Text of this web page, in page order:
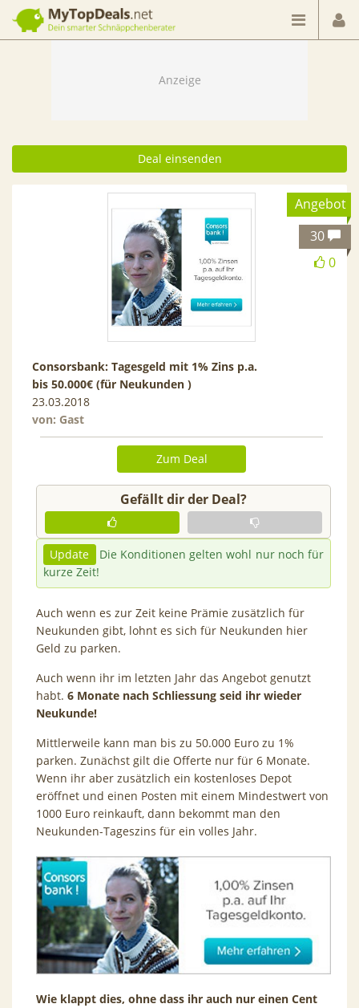
Dein smarter Schnäppchenberater
Deal einsenden
Angebot
0
30
Consorsbank: Tagesgeld mit 1% Zins p.a.
bis 50.000€ (für Neukunden )
23.03.2018
von: Gast
Zum Deal
Gefällt dir der Deal?
Update
Die Konditionen gelten wohl nur noch für
kurze Zeit!
Auch wenn es zur Zeit keine Prämie zusätzlich für
Neukunden gibt, lohnt es sich für Neukunden hier
Geld zu parken.
Auch wenn ihr im letzten Jahr das Angebot genutzt
habt. 6 Monate nach Schliessung seid ihr wieder
Neukunde!
Mittlerweile kann man bis zu 50.000 Euro zu 1%
parken. Zunächst gilt die Offerte nur für 6 Monate.
Wenn ihr aber zusätzlich ein kostenloses Depot
eröffnet und einen Posten mit einem Mindestwert von
1000 Euro reinkauft, dann bekommt man den
Neukunden-Tageszins für ein volles Jahr.
Wie klappt dies, ohne dass ihr auch nur einen Cent